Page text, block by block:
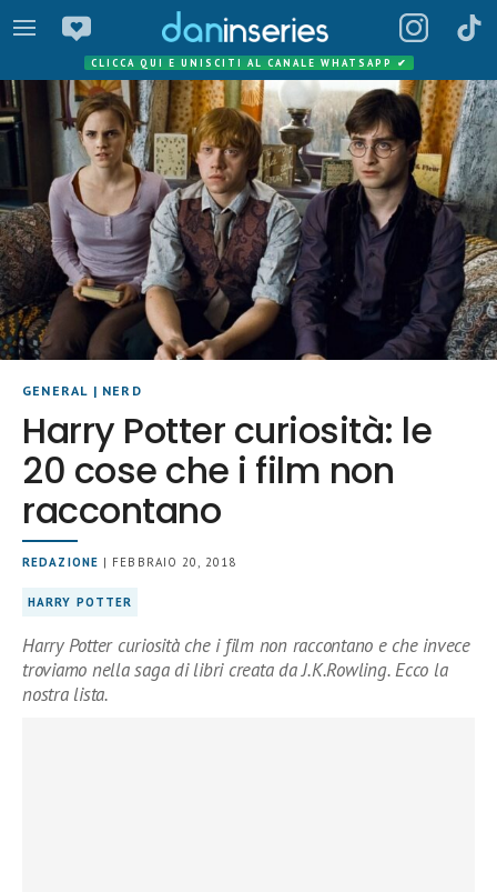
CLICCA QUI E UNISCITI AL CANALE WHATSAPP ✔
GENERAL | NERD
Harry Potter curiosità: le
20 cose che i film non
raccontano
REDAZIONE | FEBBRAIO 20, 2018
HARRY POTTER
Harry Potter curiosità che i film non raccontano e che invece
troviamo nella saga di libri creata da J.K.Rowling. Ecco la
nostra lista.